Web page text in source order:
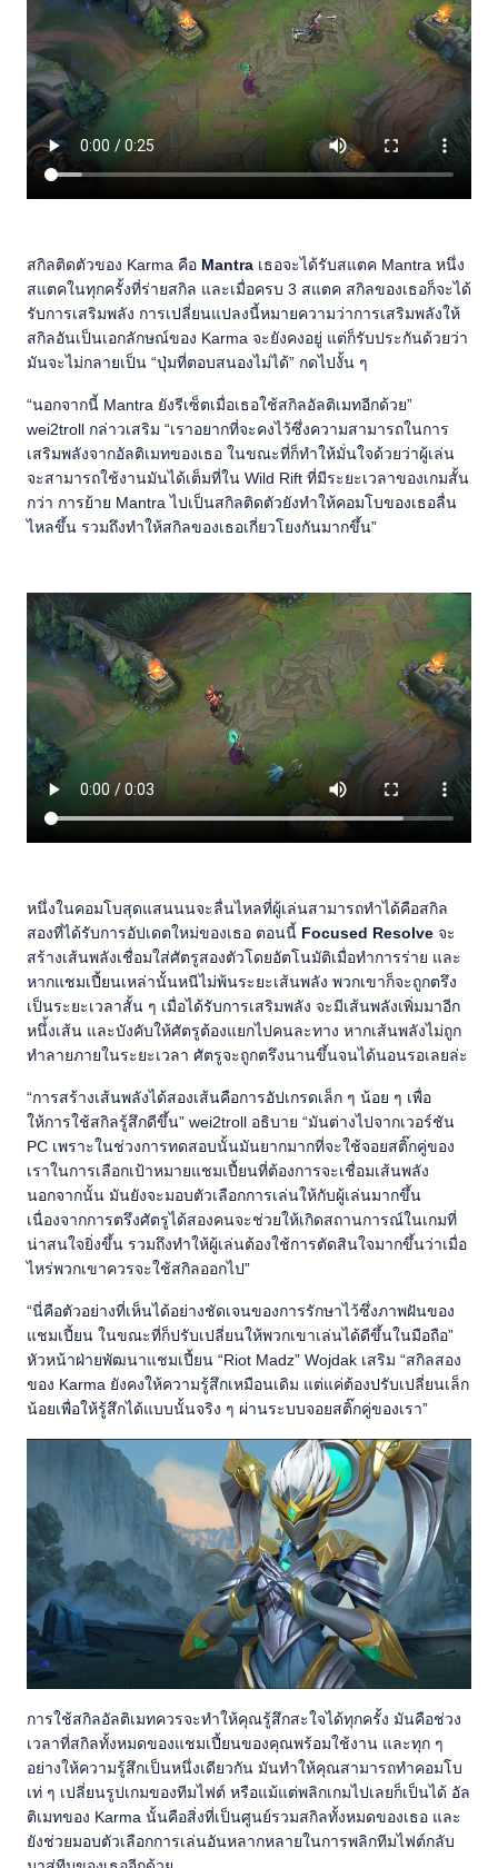
สกิลติดตัวของ Karma คือ Mantra เธอจะได้รับสแตค Mantra หนึ่ง
สแตคในทุกครั้งที่ร่ายสกิล และเมื่อครบ 3 สแตค สกิลของเธอก็จะได้
รับการเสริมพลัง การเปลี่ยนแปลงนี้หมายความว่าการเสริมพลังให้
สกิลอันเป็นเอกลักษณ์ของ Karma จะยังคงอยู่ แต่ก็รับประกันด้วยว่า
มันจะไม่กลายเป็น “ปุ่มที่ตอบสนองไม่ได้” กดไปงั้น ๆ
“นอกจากนี้ Mantra ยังรีเซ็ตเมื่อเธอใช้สกิลอัลติเมทอีกด้วย”
wei2troll กล่าวเสริม “เราอยากที่จะคงไว้ซึ่งความสามารถในการ
เสริมพลังจากอัลติเมทของเธอ ในขณะที่ก็ทำให้มั่นใจด้วยว่าผู้เล่น
จะสามารถใช้งานมันได้เต็มที่ใน Wild Rift ที่มีระยะเวลาของเกมสั้น
กว่า การย้าย Mantra ไปเป็นสกิลติดตัวยังทำให้คอมโบของเธอลื่น
ไหลขึ้น รวมถึงทำให้สกิลของเธอเกี่ยวโยงกันมากขึ้น”
หนึ่งในคอมโบสุดแสนนนจะลื่นไหลที่ผู้เล่นสามารถทำได้คือสกิล
สองที่ได้รับการอัปเดตใหม่ของเธอ ตอนนี้ Focused Resolve จะ
สร้างเส้นพลังเชื่อมใส่ศัตรูสองตัวโดยอัตโนมัติเมื่อทำการร่าย และ
หากแชมเปี้ยนเหล่านั้นหนีไม่พ้นระยะเส้นพลัง พวกเขาก็จะถูกตรึง
เป็นระยะเวลาสั้น ๆ เมื่อได้รับการเสริมพลัง จะมีเส้นพลังเพิ่มมาอีก
หนึ่้งเส้น และบังคับให้ศัตรูต้องแยกไปคนละทาง หากเส้นพลังไม่ถูก
ทำลายภายในระยะเวลา ศัตรูจะถูกตรึงนานขึ้นจนได้นอนรอเลยล่ะ
“การสร้างเส้นพลังได้สองเส้นคือการอัปเกรดเล็ก ๆ น้อย ๆ เพื่อ
ให้การใช้สกิลรู้สึกดีขึ้น” wei2troll อธิบาย “มันต่างไปจากเวอร์ชัน
PC เพราะในช่วงการทดสอบนั้นมันยากมากที่จะใช้จอยสติ๊กคู่ของ
เราในการเลือกเป้าหมายแชมเปี้ยนที่ต้องการจะเชื่อมเส้นพลัง
นอกจากนั้น มันยังจะมอบตัวเลือกการเล่นให้กับผู้เล่นมากขึ้น
เนื่องจากการตรึงศัตรูได้สองคนจะช่วยให้เกิดสถานการณ์ในเกมที่
น่าสนใจยิ่งขึ้น รวมถึงทำให้ผู้เล่นต้องใช้การตัดสินใจมากขึ้นว่าเมื่อ
ไหร่พวกเขาควรจะใช้สกิลออกไป”
“นี่คือตัวอย่างที่เห็นได้อย่างชัดเจนของการรักษาไว้ซึ่งภาพฝันของ
แชมเปี้ยน ในขณะที่ก็ปรับเปลี่ยนให้พวกเขาเล่นได้ดีขึ้นในมือถือ”
หัวหน้าฝ่ายพัฒนาแชมเปี้ยน “Riot Madz” Wojdak เสริม “สกิลสอง
ของ Karma ยังคงให้ความรู้สึกเหมือนเดิม แต่แค่ต้องปรับเปลี่ยนเล็ก
น้อยเพื่อให้รู้สึกได้แบบนั้นจริง ๆ ผ่านระบบจอยสติ๊กคู่ของเรา”
การใช้สกิลอัลติเมทควรจะทำให้คุณรู้สึกสะใจได้ทุกครั้ง มันคือช่วง
เวลาที่สกิลทั้งหมดของแชมเปี้ยนของคุณพร้อมใช้งาน และทุก ๆ
อย่างให้ความรู้สึกเป็นหนึ่งเดียวกัน มันทำให้คุณสามารถทำคอมโบ
เท่ ๆ เปลี่ยนรูปเกมของทีมไฟต์ หรือแม้แต่พลิกเกมไปเลยก็เป็นได้ อัล
ติเมทของ Karma นั้นคือสิ่งที่เป็นศูนย์รวมสกิลทั้งหมดของเธอ และ
ยังช่วยมอบตัวเลือกการเล่นอันหลากหลายในการพลิกทีมไฟต์กลับ